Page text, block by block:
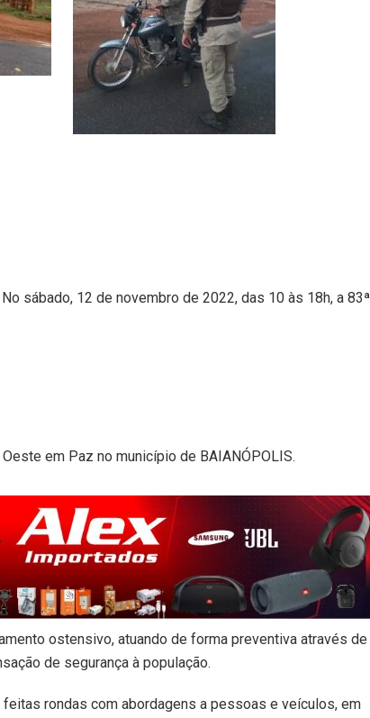
No sábado, 12 de novembro de 2022, das 10 às 18h, a 83ª
em Paz no município de BAIANÓPOLIS.
ostensivo, atuando de forma preventiva através de
de segurança à população.
rondas com abordagens a pessoas e veículos, em